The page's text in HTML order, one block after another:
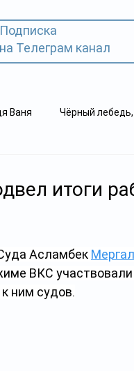
Подписка
на Телеграм канал
Ваня Чёрный
суицид
итоги
Асламбек
ВКС
ним судов.